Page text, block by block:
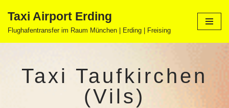
Zum
Taxi Airport Erding
Flughafentransfer im Raum München | Erding | Freising
Taxi Taufkirchen
(Vils)